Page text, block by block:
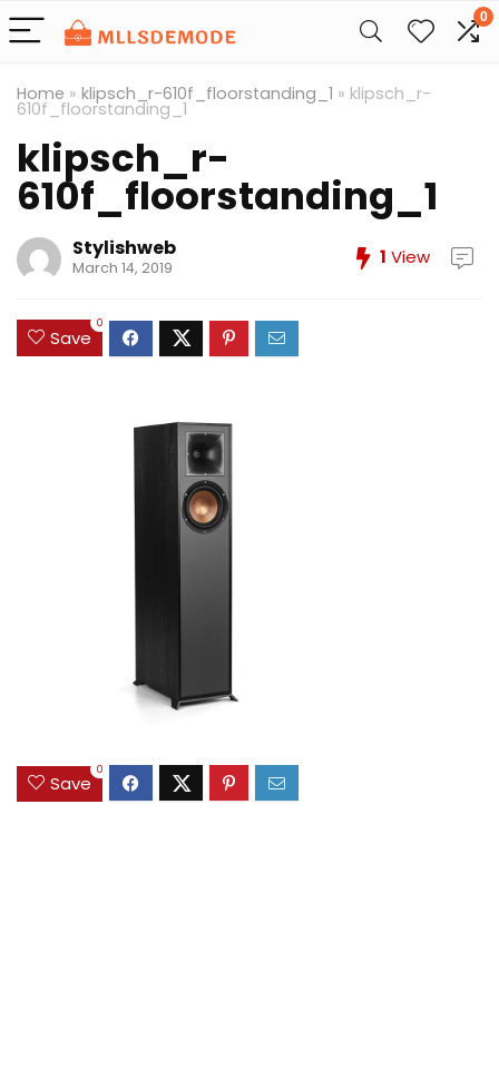
0
Home » klipsch_r-610f_floorstanding_1 » klipsch_r-
610f_floorstanding_1
klipsch_r-
610f_floorstanding_1
Stylishweb
March 14, 2019 1 View
Save
0
Save
0